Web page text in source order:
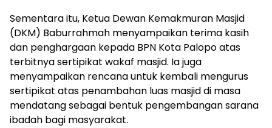
Sementara itu, Ketua Dewan Kemakmuran Masjid
(DKM) Baburrahmah menyampaikan terima kasih
dan penghargaan kepada BPN Kota Palopo atas
terbitnya sertipikat wakaf masjid. Ia juga
menyampaikan rencana untuk kembali mengurus
sertipikat atas penambahan luas masjid di masa
mendatang sebagai bentuk pengembangan sarana
ibadah bagi masyarakat.